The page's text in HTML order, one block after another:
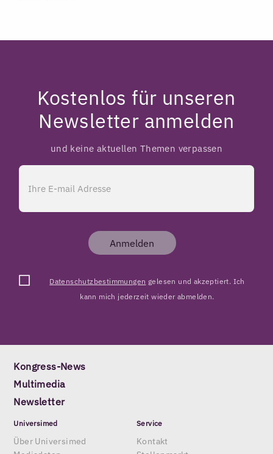
Kostenlos für unseren
Newsletter anmelden
und keine aktuellen Themen verpassen
Anmelden
Datenschutzbestimmungen gelesen und akzeptiert. Ich
kann mich jederzeit wieder abmelden.
Kongress-News
Multimedia
Newsletter
Universimed
Über Universimed
Service
Kontakt